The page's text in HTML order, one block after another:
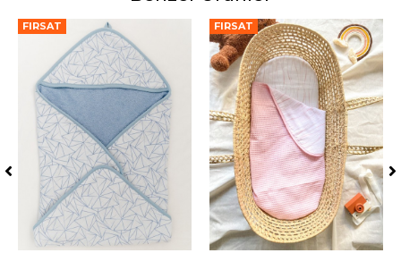
FIRSAT FIRSAT